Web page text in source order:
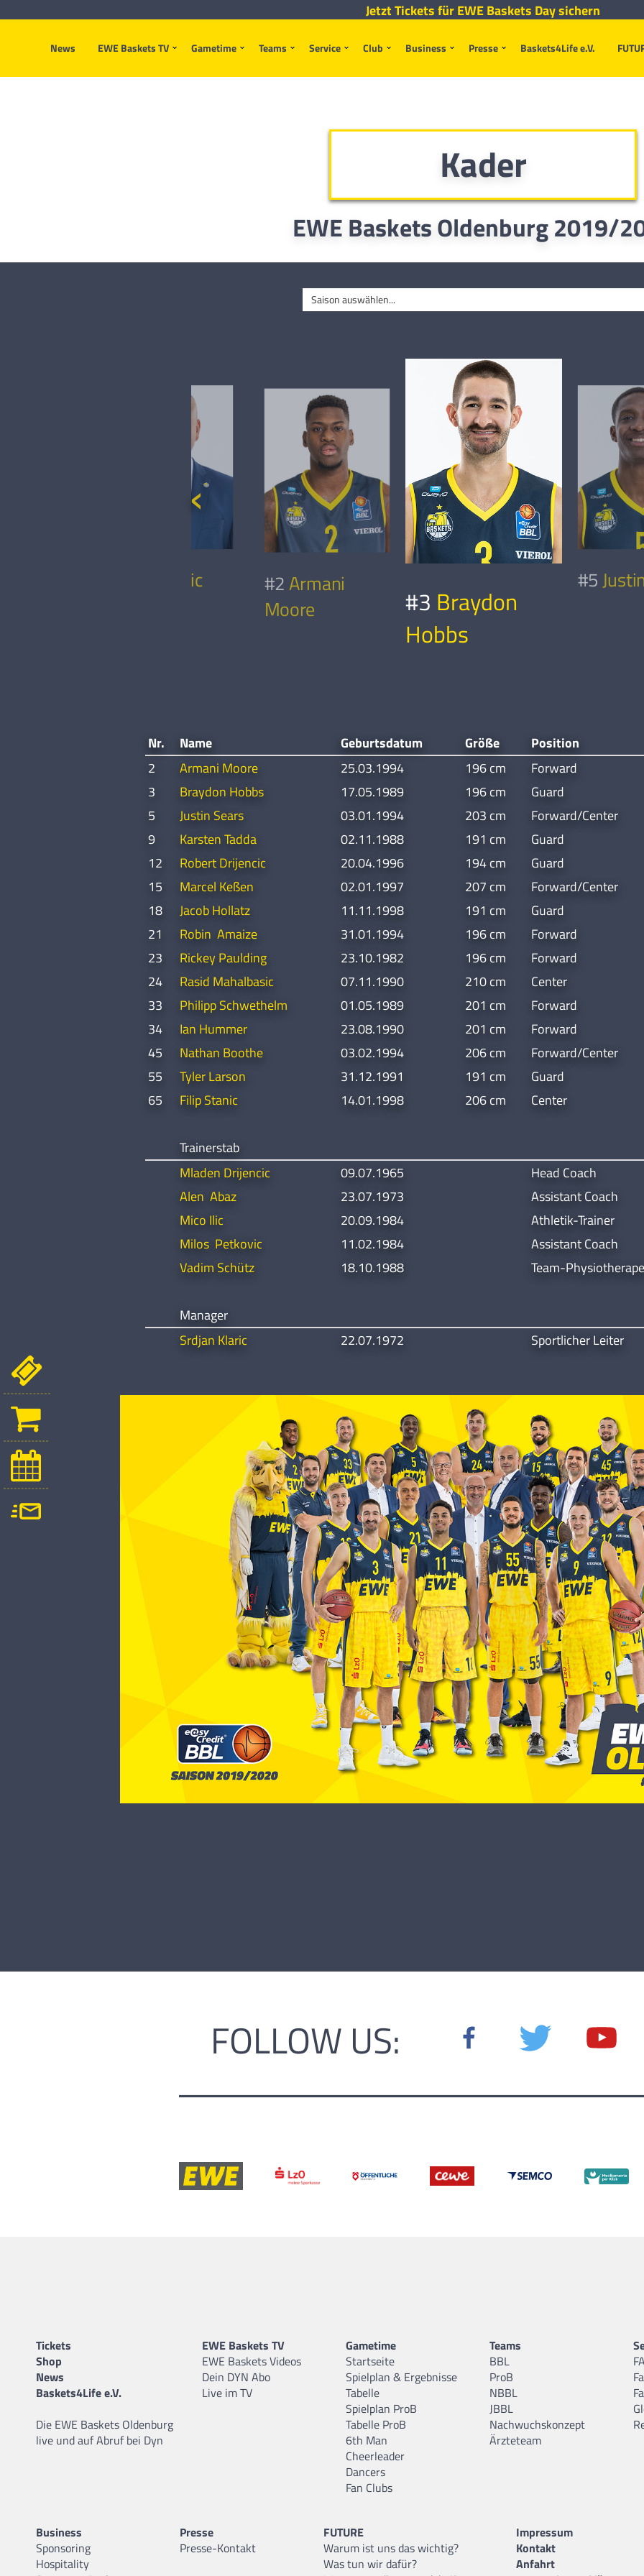
News EWE Baskets TV Gametime Teams Service Club Business Presse Baskets4Life e.V.
Jetzt Tickets für EWE Baskets Day sichern
Kader
EWE Baskets Oldenburg 2019/
Saison auswählen...
Srdjan Klaric #2Armani
Moore
#3 Braydon
Hobbs
#5
Nr. Name Geburtsdatum Größe
Position
2
Armani Moore 25.03.1994 196 cm
Forward
3
Braydon Hobbs 17.05.1989 196 cm
Guard
5
Justin Sears 03.01.1994 203 cm
Forward/Center
9
Karsten Tadda 02.11.1988 191 cm
Guard
12
Robert Drijencic 20.04.1996 194 cm
Guard
15
Marcel Keßen 02.01.1997 207 cm
Forward/Center
18
Jacob Hollatz 11.11.1998 191 cm
Guard
21
Robin Amaize 31.01.1994 196 cm
Forward
23
Rickey Paulding 23.10.1982 196 cm
Forward
24
Rasid Mahalbasic 07.11.1990 210 cm
Center
33
Philipp Schwethelm 01.05.1989 201 cm
Forward
34
Ian Hummer 23.08.1990 201 cm
Forward
45
Nathan Boothe 03.02.1994 206 cm
Forward/Center
55
Tyler Larson 31.12.1991 191 cm
Guard
65
Filip Stanic 14.01.1998 206 cm Center
Trainerstab
Mladen Drijencic
09.07.1965
Head Coach
Alen Abaz
23.07.1973
Assistant Coach
Mico Ilic
20.09.1984
Athletik-Trainer
Milos Petkovic
11.02.1984
Assistant Coach
Vadim Schütz
18.10.1988 Team-
Manager
Srdjan Klaric
22.07.1972 Sportlicher Leiter
FOLLOW US:
Tickets
Shop
News
Baskets4Life e.V.
Die EWE Baskets Oldenburg
live und auf Abruf bei Dyn
EWE Baskets TV
EWE Baskets Videos
Dein DYN Abo
Live im TV
Gametime
Startseite
Spielplan & Ergebnisse
Tabelle
Spielplan ProB
Tabelle ProB
6th Man
Cheerleader
Dancers
Fan Clubs
Teams
BBL
ProB
NBBL
JBBL
Nachwuchskonzept
Ärzteteam
Business
Sponsoring
Hospitality
Presse
Presse-Kontakt
FUTURE
Warum ist uns das wichtig?
Was tun wir dafür?
Impressum
Kontakt
Anfahrt